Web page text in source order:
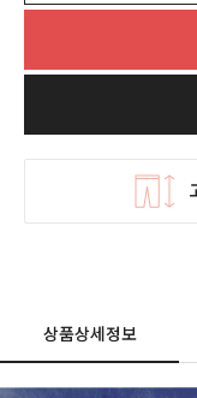
상품상세정보